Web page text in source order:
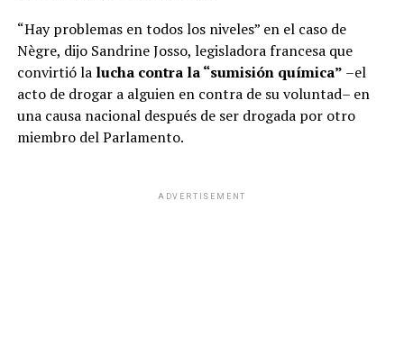
“Hay problemas en todos los niveles” en el caso de
Nègre, dijo Sandrine Josso, legisladora francesa que
convirtió la lucha contra la “sumisión química” –el
acto de drogar a alguien en contra de su voluntad– en
una causa nacional después de ser drogada por otro
miembro del Parlamento.
ADVERTISEMENT